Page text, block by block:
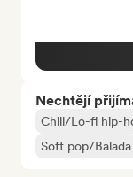
Nechtějí
Chill/Lo-fi hip-
Soft pop/Balada